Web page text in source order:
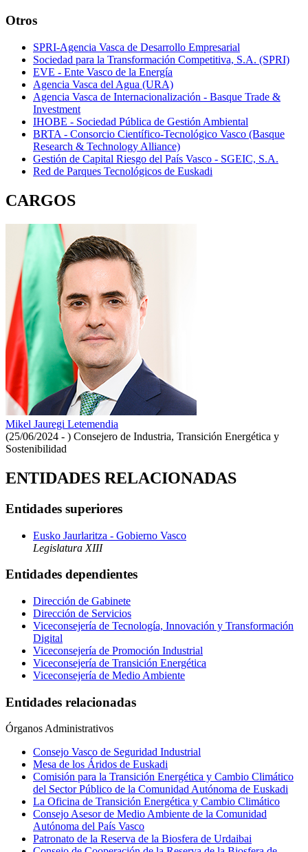
Otros
SPRI-Agencia Vasca de Desarrollo Empresarial
Sociedad para la Transformación Competitiva, S.A. (SPRI)
EVE - Ente Vasco de la Energía
Agencia Vasca del Agua (URA)
Agencia Vasca de Internacionalización - Basque Trade &
Investment
IHOBE - Sociedad Pública de Gestión Ambiental
BRTA - Consorcio Científico-Tecnológico Vasco (Basque
Research & Technology Alliance)
Gestión de Capital Riesgo del País Vasco - SGEIC, S.A.
Red de Parques Tecnológicos de Euskadi
CARGOS
Mikel Jauregi Letemendia
(25/06/2024 - ) Consejero de Industria, Transición Energética y
Sostenibilidad
ENTIDADES RELACIONADAS
Entidades superiores
Eusko Jaurlaritza - Gobierno Vasco
Legislatura XIII
Entidades dependientes
Dirección de Gabinete
Dirección de Servicios
Viceconsejería de Tecnología, Innovación y Transformación
Digital
Viceconsejería de Promoción Industrial
Viceconsejería de Transición Energética
Viceconsejería de Medio Ambiente
Entidades relacionadas
Órganos Administrativos
Consejo Vasco de Seguridad Industrial
Mesa de los Áridos de Euskadi
Comisión para la Transición Energética y Cambio Climático
del Sector Público de la Comunidad Autónoma de Euskadi
La Oficina de Transición Energética y Cambio Climático
Consejo Asesor de Medio Ambiente de la Comunidad
Autónoma del País Vasco
Patronato de la Reserva de la Biosfera de Urdaibai